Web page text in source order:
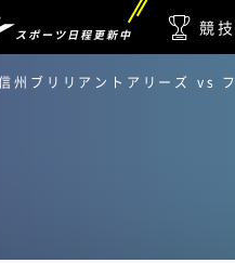
スポーツ日程更新中 競技
州ブリリアントアリーズ vs